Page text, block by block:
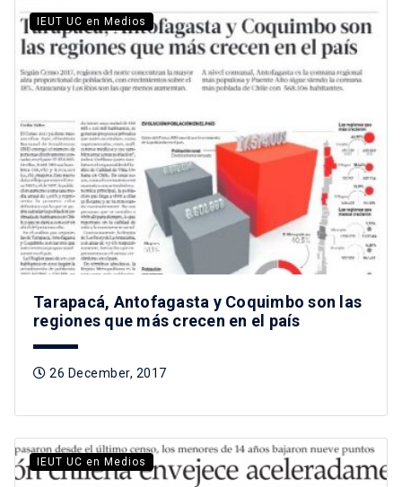
IEUT UC en Medios
Tarapacá, Antofagasta y Coquimbo son las
regiones que más crecen en el país
26 December, 2017
IEUT UC en Medios